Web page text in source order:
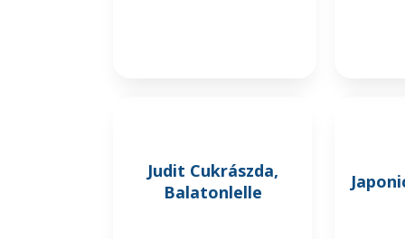
Judit Cukrászda,
Balatonlelle